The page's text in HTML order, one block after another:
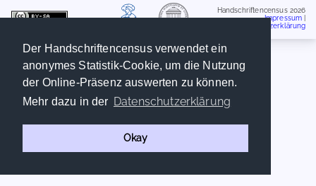
Der Handschriftencensus verwendet ein
anonymes Statistik-Cookie, um die Nutzung
der Online-Präsenz auswerten zu können.
Mehr dazu in der Datenschutzerklärung
Okay
Handschriftencensus 2026
Impressum
Datenschutzerklärung